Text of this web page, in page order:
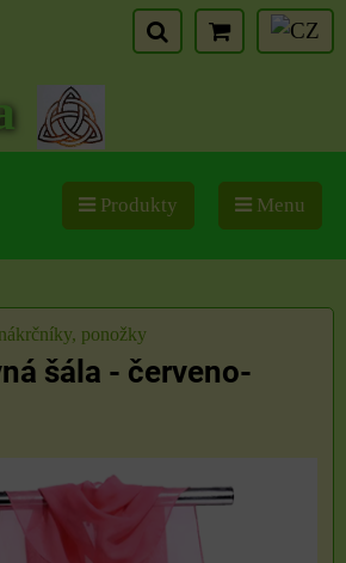
Produkty Menu
ponožky
šála - červeno-